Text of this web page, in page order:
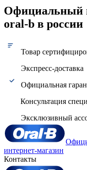
Официальный
oral-b в россии
Товар
Экспресс-доставка
Официальная
Консультация
Эксклюзивный
интернет-магазин
Контакты